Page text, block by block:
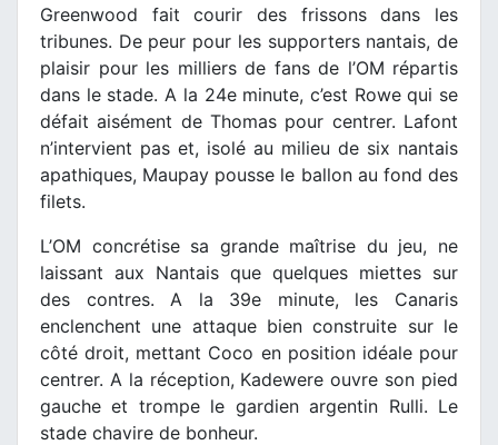
Greenwood fait courir des frissons dans les
tribunes. De peur pour les supporters nantais, de
plaisir pour les milliers de fans de l’OM répartis
dans le stade. A la 24e minute, c’est Rowe qui se
défait aisément de Thomas pour centrer. Lafont
n’intervient pas et, isolé au milieu de six nantais
apathiques, Maupay pousse le ballon au fond des
filets.
L’OM concrétise sa grande maîtrise du jeu, ne
laissant aux Nantais que quelques miettes sur
des contres. A la 39e minute, les Canaris
enclenchent une attaque bien construite sur le
côté droit, mettant Coco en position idéale pour
centrer. A la réception, Kadewere ouvre son pied
gauche et trompe le gardien argentin Rulli. Le
stade chavire de bonheur.